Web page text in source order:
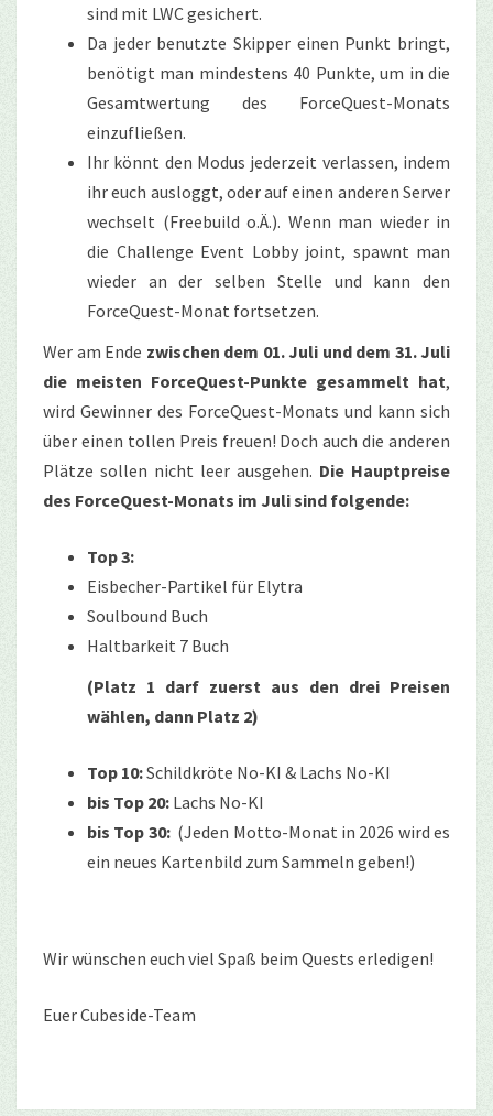
sind mit LWC gesichert.
Da jeder benutzte Skipper einen Punkt bringt,
benötigt man mindestens 40 Punkte, um in die
Gesamtwertung des ForceQuest-Monats
einzufließen.
Ihr könnt den Modus jederzeit verlassen, indem
ihr euch ausloggt, oder auf einen anderen Server
wechselt (Freebuild o.Ä.). Wenn man wieder in
die Challenge Event Lobby joint, spawnt man
wieder an der selben Stelle und kann den
ForceQuest-Monat fortsetzen.
Wer am Ende zwischen dem 01. Juli und dem 31. Juli
die meisten ForceQuest-Punkte gesammelt hat,
wird Gewinner des ForceQuest-Monats und kann sich
über einen tollen Preis freuen! Doch auch die anderen
Plätze sollen nicht leer ausgehen. Die Hauptpreise
des ForceQuest-Monats im Juli sind folgende:
Top 3:
Eisbecher-Partikel für Elytra
Soulbound Buch
Haltbarkeit 7 Buch
(Platz 1 darf zuerst aus den drei Preisen
wählen, dann Platz 2)
Top 10:Schildkröte No-KI & Lachs No-KI
bis Top 20: Lachs No-KI
bis Top 30:(Jeden Motto-Monat in 2026 wird es
ein neues Kartenbild zum Sammeln geben!)
Wir wünschen euch viel Spaß beim Quests erledigen!
Euer Cubeside-Team